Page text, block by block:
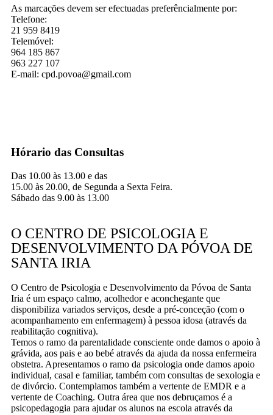
As marcações devem ser efectuadas preferêncialmente por:
Telefone:
21 959 8419
Telemóvel:
964 185 867
963 227 107
E-mail: cpd.povoa@gmail.com
Hórario das Consultas
Das 10.00 às 13.00 e das
15.00 às 20.00, de Segunda a Sexta Feira.
Sábado das 9.00 às 13.00
O CENTRO DE PSICOLOGIA E
DESENVOLVIMENTO DA PÓVOA DE
SANTA IRIA
O Centro de Psicologia e Desenvolvimento da Póvoa de Santa
Iria é um espaço calmo, acolhedor e aconchegante que
disponibiliza variados serviços, desde a pré-conceção (com o
acompanhamento em enfermagem) à pessoa idosa (através da
reabilitação cognitiva).
Temos o ramo da parentalidade consciente onde damos o apoio à
grávida, aos pais e ao bebé através da ajuda da nossa enfermeira
obstetra. Apresentamos o ramo da psicologia onde damos apoio
individual, casal e familiar, também com consultas de sexologia e
de divórcio. Contemplamos também a vertente de EMDR e a
vertente de Coaching. Outra área que nos debruçamos é a
psicopedagogia para ajudar os alunos na escola através da